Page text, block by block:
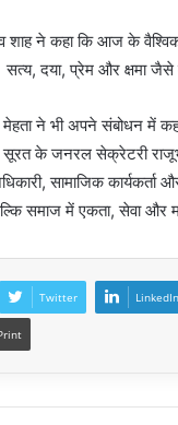
शाह ने कहा कि आज के
सत्य, दया, प्रेम और क्षमा
ने भी अपने संबोधन में
के जनरल सेक्रेटरी
सामाजिक
समाज में एकता, सेवा और
Twitter LinkedIn